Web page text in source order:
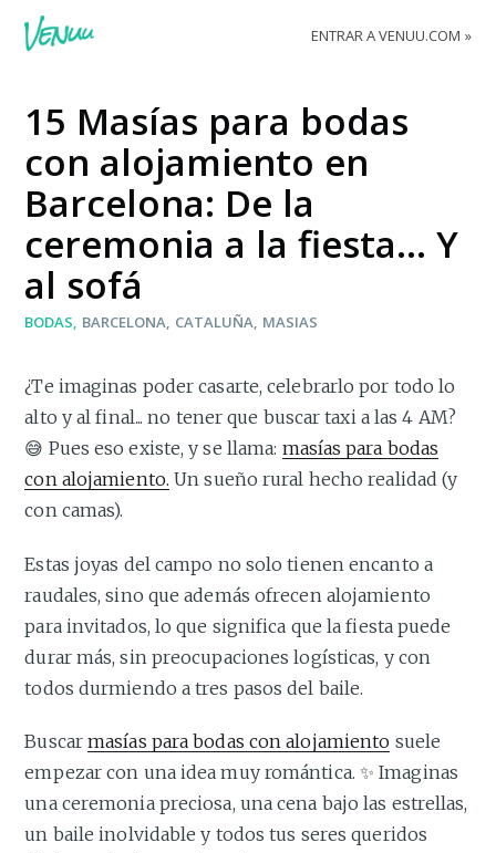
ENTRAR A VENUU.COM
15 Masías para bodas
con alojamiento en
Barcelona: De la
ceremonia a la fiesta… Y
al sofá
BODAS BARCELONA CATALUÑA MASIAS
¿Te imaginas poder casarte, celebrarlo por todo lo
alto y al final... no tener que buscar taxi a las 4 AM?
😅 Pues eso existe, y se llama: masías para bodas
con alojamiento. Un sueño rural hecho realidad (y
con camas).
Estas joyas del campo no solo tienen encanto a
raudales, sino que además ofrecen alojamiento
para invitados, lo que significa que la fiesta puede
durar más, sin preocupaciones logísticas, y con
todos durmiendo a tres pasos del baile.
Buscarmasías para bodas con alojamiento suele
empezar con una idea muy romántica. ✨ Imaginas
una ceremonia preciosa, una cena bajo las estrellas,
un baile inolvidable y todos tus seres queridos